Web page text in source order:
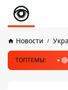
Новости
ТОПТЕМЫ: